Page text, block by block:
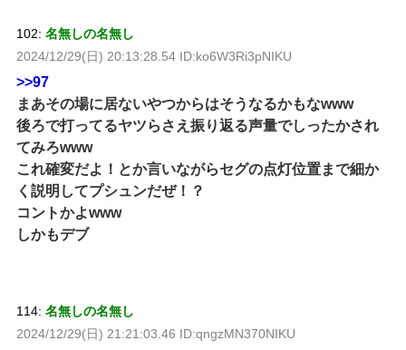
102: 名無しの名無し
2024/12/29(日) 20:13:28.54 ID:ko6W3Ri3pNIKU
>>97
まあその場に居ないやつからはそうなるかもなwww
後ろで打ってるヤツらさえ振り返る声量でしったかされ
てみろwww
これ確変だよ！とか言いながらセグの点灯位置まで細か
く説明してプシュンだぜ！？
コントかよwww
しかもデブ
114: 名無しの名無し
2024/12/29(日) 21:21:03.46 ID:qngzMN370NIKU